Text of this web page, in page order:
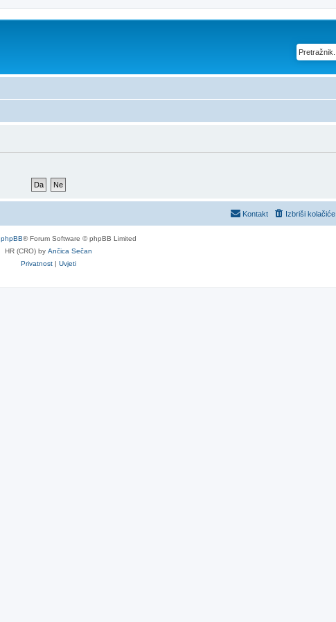
Izbriši kolačiće
Kontakt
phpBB® Forum Software © phpBB Limited
HR (CRO) by Ančica Sečan
Privatnost | Uvjeti